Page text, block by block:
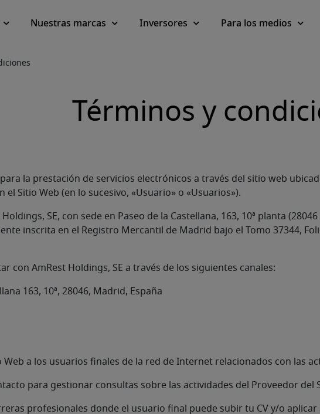
Nuestras marcas Inversores Para los medios
Términos y
la prestación de servicios electrónicos a través del sitio web
Sitio Web (en lo sucesivo, «Usuario» o «Usuarios»).
SE, con sede en Paseo de la Castellana, 163, 10ª planta
inscrita en el Registro Mercantil de Madrid bajo el Tomo 37344,
con AmRest Holdings, SE a través de los siguientes canales:
163, 10ª, 28046, Madrid, España
a los usuarios finales de la red de Internet relacionados con las
para gestionar consultas sobre las actividades del Proveedor del
profesionales donde el usuario final puede subir tu CV y/o aplicar